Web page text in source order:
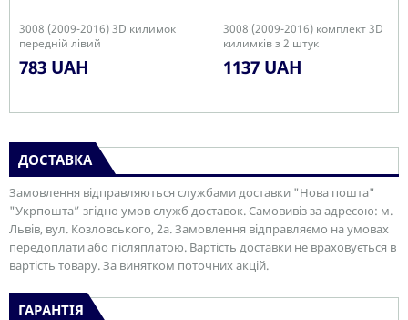
3008 (2009-2016) 3D килимок
передній лівий
783 UAH
3008 (2009-2016) комплект 3D
килимків з 2 штук
1137 UAH
ДОСТАВКА
Замовлення відправляються службами доставки "Нова пошта"
"Укрпошта” згідно умов служб доставок. Самовивіз за адресою: м.
Львів, вул. Козловського, 2а. Замовлення відправляємо на умовах
передоплати або післяплатою. Вартість доставки не враховується в
вартість товару. За винятком поточних акцій.
ГАРАНТІЯ